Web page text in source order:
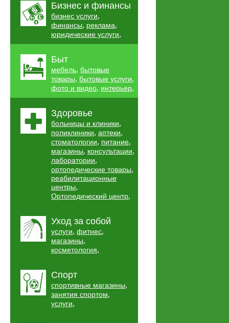
Бизнес и финансы
бизнес услуги,
финансы, реклама,
юридические услуги,
Быт
мебель, бытовые
товары, бытовые услуги,
фото и видео, интерьер,
Здоровье
больницы и клиники,
поликлиники, аптеки,
стоматологии, питание,
магазины, консультации,
лаборатории,
ортопедические товары,
реабилитационные
центры,
Ортопедический центр,
Уход за собой
услуги, фитнес,
магазины,
косметология,
Спорт
спортивные магазины,
занятия спортом,
услуги,